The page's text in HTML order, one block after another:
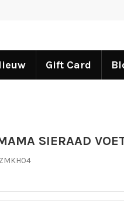
Gift Card
SIERAAD